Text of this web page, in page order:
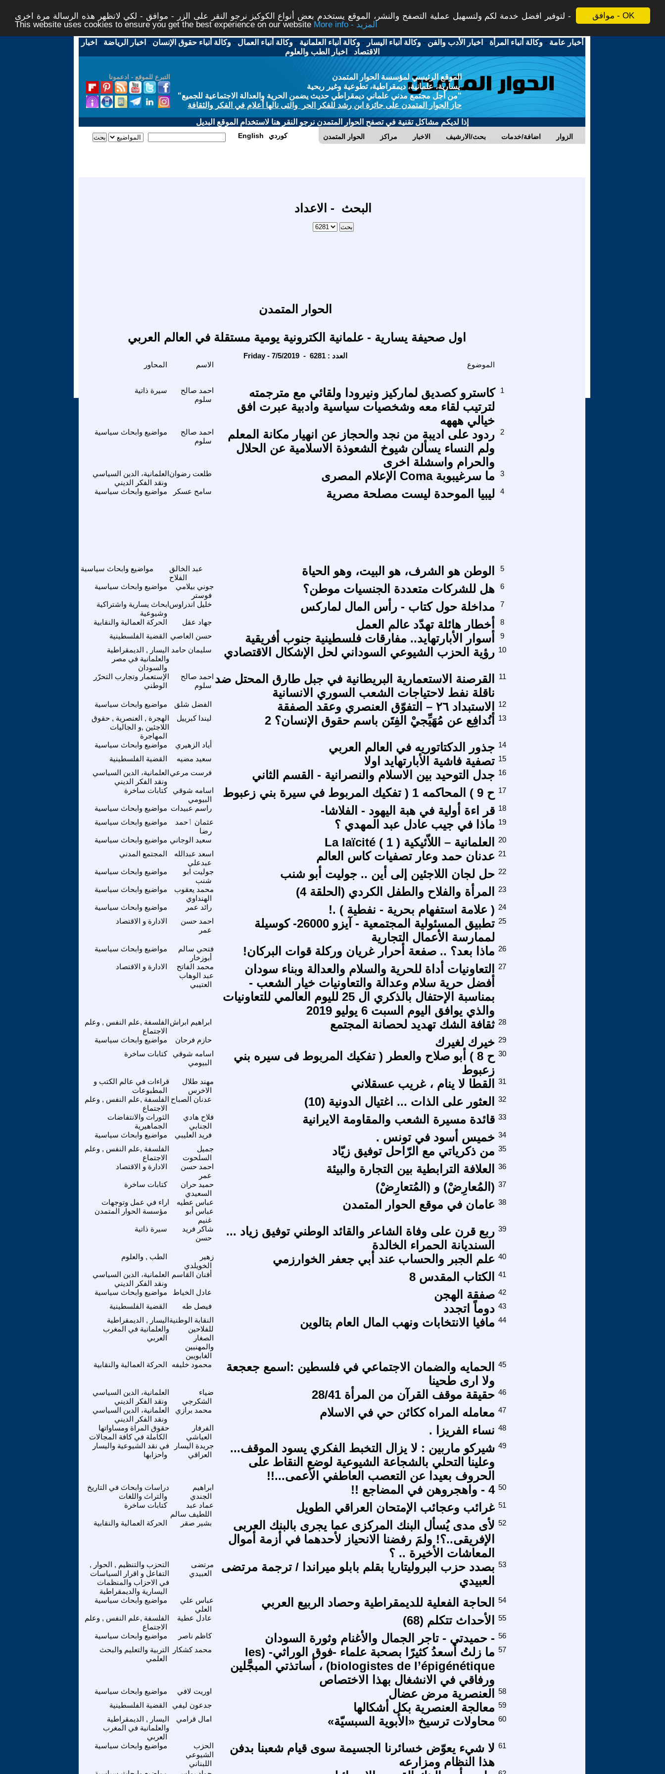
موافق - OK
لتوفير افضل خدمة لكم ولتسهيل عملية التصفح والنشر، الموقع يستخدم بعض أنواع الكوكيز نرجو النقر على الزر - موافق - لكي لاتظهر هذه الرسالة مرة اخرى -
This website uses cookies to ensure you get the best experience on our website
More info - المزيد
أخبار عامة -وكالة أنباء المرأة - اخبار الأدب والفن -وكالة أنباء اليسار -وكالة أنباء العلمانية -وكالة أنباء العمال -وكالة أنباء حقوق الإنسان - اخبار الرياضة - اخبار
الاقتصاد - اخبار الطب والعلوم
التبرع للموقع - ادعمونا
الموقع الرئيسي لمؤسسة الحوار المتمدن
يسارية، علمانية، ديمقراطية، تطوعية وغير ربحية
"من أجل مجتمع مدني علماني ديمقراطي حديث يضمن الحرية والعدالة الاجتماعية للجميع"
حاز الحوار المتمدن على جائزة ابن رشد للفكر الحر والتى نالها أعلام في الفكر والثقافة
إذا لديكم مشاكل تقنية في تصفح الحوار المتمدن نرجو النقر هنا لاستخدام الموقع البديل
الحوار المتمدن مراكز الاخبار بحث/الارشيف اضافة/خدمات الزوار English كوردي
البحث - الاعداد
الحوار المتمدن
اول صحيفة يسارية - علمانية الكترونية يومية مستقلة في العالم العربي
Friday - 7/5/2019 - العدد : 6281
الاسم الموضوع
سيرة ذاتية
احمد صالح
سلوم
كاسترو كصديق لماركيز ونيرودا ولقائي مع مترجمته
لترتيب لقاء معه وشخصيات سياسية وادبية عبرت افق
خيالي هههه
1
مواضيع وابحاث سياسية
احمد صالح
سلوم
ردود على اديبة من نجد والحجاز عن انهيار مكانة المعلم
ولم النساء يسألن شيوخ الشعوذة الاسلامية عن الحلال
والحرام واسشلة اخرى
2
العلمانية، الدين السياسي
ونقد الفكر الديني
طلعت رضوان ما سرغيبوبة Coma الإعلام المصرى 3
مواضيع وابحاث سياسية سامح عسكر ليبيا الموحدة ليست مصلحة مصرية 4
مواضيع وابحاث سياسية
عبد الخالق
الفلاح
الوطن هو الشرف، هو البيت، وهو الحياة 5
مواضيع وابحاث سياسية
جوني بيلامي
فوستر
هل للشركات متعددة الجنسيات موطن؟ 6
ابحاث يسارية واشتراكية
وشيوعية
خليل اندراوس مداخلة حول كتاب - رأس المال لماركس 7
الحركة العمالية والنقابية جهاد عقل أخطار هائلة تهدّد عالم العمل
8
القضية الفلسطينية حسن العاصي أسوار الأبارتهايد.. مفارقات فلسطينية جنوب أفريقية
9
اليسار , الديمقراطية
والعلمانية في مصر
والسودان
سليمان حامد رؤية الحزب الشيوعي السوداني لحل الإشكال الاقتصادي 10
الإستعمار وتجارب التحرّر
الوطني
احمد صالح
سلوم القرصنة الاستعمارية البريطانية في جبل طارق المحتل ضد
ناقلة نفط لاحتياجات الشعب السوري الانسانية
11
مواضيع وابحاث سياسية الفضل شلق الاستبداد ٢٦ – التفوّق العنصري وعقد الصفقة
12
الهجرة , العنصرية , حقوق
اللاجئين ,و الجاليات
المهاجرة
ليندا كبرييل أنُدافِع عن مُهَيِّجيْ الفِتَن باسم حقوق الإنسان؟ 2 13
مواضيع وابحاث سياسية أياد الزهيري جذور الدكتاتوريه في العالم العربي 14
القضية الفلسطينية
سعيد مضيه تصفية فاشية الأبارتهايد اولا 15
العلمانية، الدين السياسي
ونقد الفكر الديني
فرست مرعي جدل التوحيد بين الاسلام والنصرانية - القسم الثاني 16
كتابات ساخرة
اسامه شوقي
البيومي
ح 9 ) المحاكمه 1 ( تفكيك المربوط في سيرة بني زعبوط 17
مواضيع وابحاث سياسية راسم عبيدات قر اءة أولية في هبة اليهود - الفلاشا- 18
مواضيع وابحاث سياسية
عثمان ٲحمد
رضا
ماذا في جيب عادل عبد المهدي ؟ 19
مواضيع وابحاث سياسية سعيد الوجاني العلمانية – اللاّئيكية ( 1 ) La laïcité
20
المجتمع المدني
اسعد عبدالله
عبدعلي
عدنان حمد وعار تصفيات كاس العالم 21
مواضيع وابحاث سياسية
جوليت ابو
شنب
حل لجان اللاجئين إلى أين .. جوليت أبو شنب 22
مواضيع وابحاث سياسية
محمد يعقوب
الهنداوي
المرأة والفلاح والطفل الكردي (الحلقة 4) 23
مواضيع وابحاث سياسية رائد عمر ( علامة استفهام بحرية - نفطية ) .! 24
الادارة و الاقتصاد
احمد حسن
عمر
تطبيق المسئولية المجتمعية - آيزو 26000- كوسيلة
لممارسة الأعمال التجارية
25
مواضيع وابحاث سياسية
فتحي سالم
أبوزخار
ماذا بعد؟ .. صفعة أحرار غريان وركلة قوات البركان! 26
الادارة و الاقتصاد
محمد الفاتح
عبد الوهاب
العتيبي
التعاونيات أداة للحرية والسلام والعدالة وبناء سودان
أفضل حرية سلام وعدالة والتعاونيات خيار الشعب -
بمناسبة الإحتفال بالذكري ال 25 لليوم العالمي للتعاونيات
والذي يوافق اليوم السبت 6 يوليو 2019
27
الفلسفة ,علم النفس , وعلم
الاجتماع
ابراهيم ابراش ثقافة الشك تهديد لحصانة المجتمع 28
مواضيع وابحاث سياسية حازم فرحان خيرك لغيرك 29
كتابات ساخرة
اسامه شوقي
البيومي
ح 8 ) أبو صلاح والعطر ( تفكيك المربوط فى سيره بني
زعبوط
30
قراءات في عالم الكتب و
المطبوعات
مهند طلال
الاخرس
القطا لا ينام ، غريب عسقلاني 31
الفلسفة ,علم النفس , وعلم
الاجتماع
عدنان الصباح العثور على الذات ... اغتيال الدونية (10) 32
الثورات والانتفاضات
الجماهيرية
فلاح هادي
الجنابي
قائدة مسيرة الشعب والمقاومة الايرانية 33
مواضيع وابحاث سياسية فريد العليبي خميس أسود في تونس . 34
الفلسفة ,علم النفس , وعلم
الاجتماع
جميل
السلحوت
من ذكرياتي مع الرّاحل توفيق زيّاد 35
الادارة و الاقتصاد
احمد حسن
عمر
العلافة الترابطية بين التجارة والبيئة 36
كتابات ساخرة
حميد حران
السعيدي
(المُعارِضْ) و (المُتعارِضْ) 37
اراء في عمل وتوجهات
مؤسسة الحوار المتمدن
عباس عطيه
عباس أبو
غنيم
عامان في موقع الحوار المتمدن 38
سيرة ذاتية
شاكر فريد
حسن
ربع قرن على وفاة الشاعر والقائد الوطني توفيق زياد ...
السنديانة الحمراء الخالدة
39
الطب , والعلوم
زهير
الخويلدي
علم الجبر والحساب عند أبي جعفر الخوارزمي 40
العلمانية، الدين السياسي
ونقد الفكر الديني
أفنان القاسم الكتاب المقدس 8 41
مواضيع وابحاث سياسية عادل الخياط صفقة الهجن 42
القضية الفلسطينية
فيصل طه دوماً اتجدد 43
اليسار , الديمقراطية
والعلمانية في المغرب
العربي
النقابة الوطنية
للفلاحين
الصغار
والمهنيين
الغابويين
مافيا الانتخابات ونهب المال العام بتالوين 44
الحركة العمالية والنقابية محمود خليفه
الحمايه والضمان الاجتماعي في فلسطين :اسمع جعجعة
ولا ارى طحينا
45
العلمانية، الدين السياسي
ونقد الفكر الديني
ضياء
الشكرجي
حقيقة موقف القرآن من المرأة 28/41 46
العلمانية، الدين السياسي
ونقد الفكر الديني
محمد برازي معامله المراه ككائن حي في الاسلام 47
حقوق المراة ومساواتها
الكاملة في كافة المجالات
الفرفار
العياشي
نساء الفريزا . 48
في نقد الشيوعية واليسار
واحزابها
جريدة اليسار
العراقي
شيركو ماربين : لا يزال التخبط الفكري يسود الموقف...
وعلينا التحلي بالشجاعة الشيوعية لوضع النقاط على
الحروف بعيدا عن التعصب العاطفي الأعمى...!!
49
دراسات وابحاث في التاريخ
والتراث واللغات
ابراهيم
الجندي
4 - واهجروهن في المضاجع !! 50
كتابات ساخرة
عماد عبد
اللطيف سالم
غرائب وعجائب الإمتحان العراقي الطويل 51
الحركة العمالية والنقابية بشير صقر
لأى مدى يُسأل البنك المركزى عما يجرى بالبنك العربى
الإفريقى..؟! ولمَ رفضنا الانحياز لأحدهما في أزمة أموال
المعاشات الأخيرة .. ؟
52
التحزب والتنظيم , الحوار ,
التفاعل و اقرار السياسات
في الاحزاب والمنظمات
اليسارية والديمقراطية
مرتضى
العبيدي
بصدد حزب البروليتاريا بقلم بابلو ميراندا / ترجمة مرتضى
العبيدي
53
مواضيع وابحاث سياسية
عباس علي
العلي
الحاجة الفعلية للديمقراطية وحصاد الربيع العربي 54
الفلسفة ,علم النفس , وعلم
الاجتماع
عادل عطية الأحداث تتكلم (68) 55
مواضيع وابحاث سياسية كاظم ناصر - حميدتي - تاجر الجمال والأغنام وثورة السودان 56
التربية والتعليم والبحث
العلمي
محمد كشكار
ما زلتُ أسعدُ كثيرًا بصحبة علماء -فوق الوراثي- (les
biologistes de l’épigénétique) ، أساتذتي المبجَّلين
ورفاقي في الانشغال بهذا الاختصاص
57
مواضيع وابحاث سياسية اوريت لافي العنصرية مرض عضال
58
القضية الفلسطينية
جدعون ليفي معالجة العنصرية بكل أشكالها 59
اليسار , الديمقراطية
والعلمانية في المغرب
العربي
امال قرامي محاولات ترسيخ «الأبوية السبسيّة» 60
مواضيع وابحاث سياسية
الحزب
الشيوعي
اللبناني
لا شيء يعوّض خسائرنا الجسيمة سوى قيام شعبنا بدفن
هذا النظام ومزارعه
61